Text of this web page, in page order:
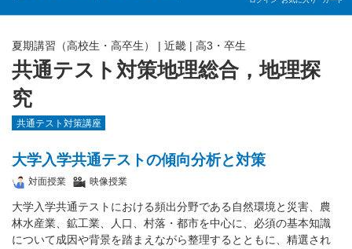
共通テスト対策地理総合，地理探
究
夏期講習（高校生・高卒生） | 近畿 | 高3・卒生
共通テスト対策講座
大学入学共通テストの傾向分析と対策
対面授業 映像授業
大学入学共通テストにおける頻出分野である自然環境と災害、農
林水産業、鉱工業、人口、村落・都市を中心に、必須の基本知識
について成因や背景を踏まえながら整理するとともに、精選され